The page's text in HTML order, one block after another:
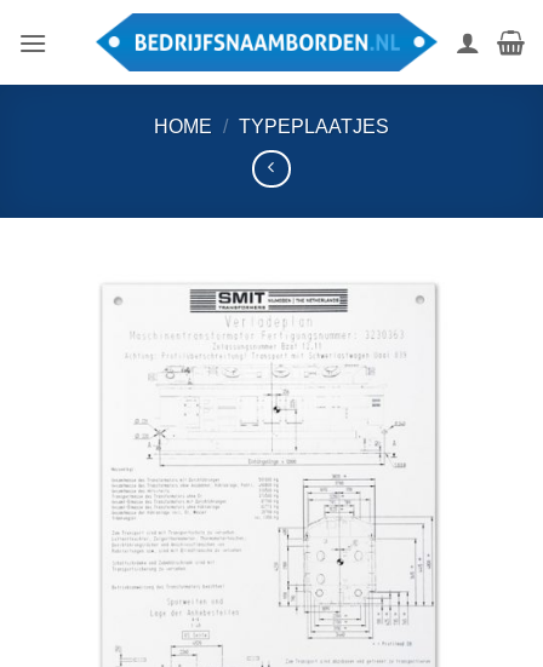
naar
HOME / TYPEPLAATJES